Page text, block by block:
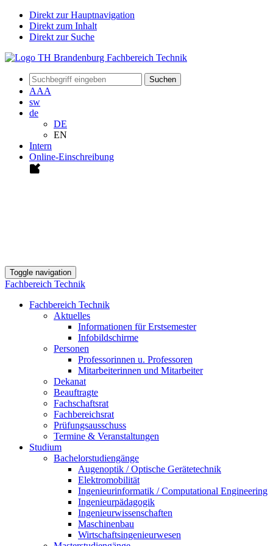
Direkt zur Hauptnavigation
Direkt zum Inhalt
Direkt zur Suche
Suchen
AAA
sw
de
DE
EN
Intern
Online-Einschreibung
Toggle navigation
Fachbereich Technik
Fachbereich Technik
Aktuelles
Informationen für Erstsemester
Infobildschirme
Personen
Professorinnen u. Professoren
Mitarbeiterinnen und Mitarbeiter
Dekanat
Beauftragte
Fachschaftsrat
Fachbereichsrat
Prüfungsausschuss
Termine & Veranstaltungen
Studium
Bachelorstudiengänge
Augenoptik / Optische Gerätetechnik
Elektromobilität
Ingenieurinformatik / Computational Engineering
Ingenieurpädagogik
Ingenieurwissenschaften
Maschinenbau
Wirtschaftsingenieurwesen